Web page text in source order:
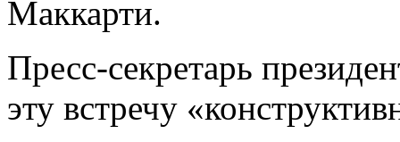
Маккарти.
Пресс-секретарь
эту встречу